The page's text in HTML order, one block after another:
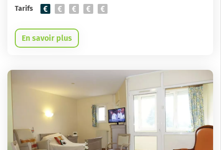
Tarifs
En savoir plus